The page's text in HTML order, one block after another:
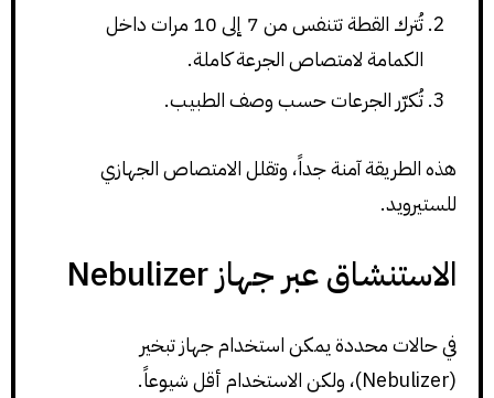
تُترك القطة تتنفس من 7 إلى 10 مرات داخل
الكمامة لامتصاص الجرعة كاملة.
تُكرّر الجرعات حسب وصف الطبيب.
هذه الطريقة آمنة جداً، وتقلل الامتصاص الجهازي
للستيرويد.
الاستنشاق عبر جهاز Nebulizer
في حالات محددة يمكن استخدام جهاز تبخير
(Nebulizer)، ولكن الاستخدام أقل شيوعاً.